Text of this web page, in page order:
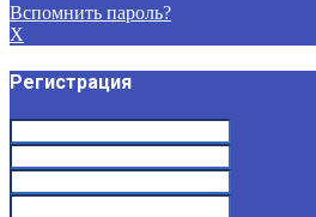
Вспомнить пароль?
X
Регистрация